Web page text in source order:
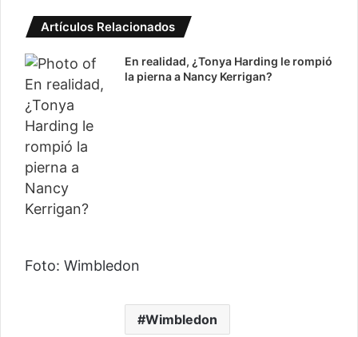
Artículos Relacionados
En realidad, ¿Tonya Harding le rompió
la pierna a Nancy Kerrigan?
Foto: Wimbledon
Wimbledon